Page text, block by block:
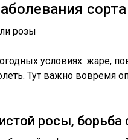
сорта
условиях: жаре,
Тут важно вовремя
росы, борьба